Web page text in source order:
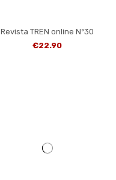
Revista TREN online Nº30
€22.90